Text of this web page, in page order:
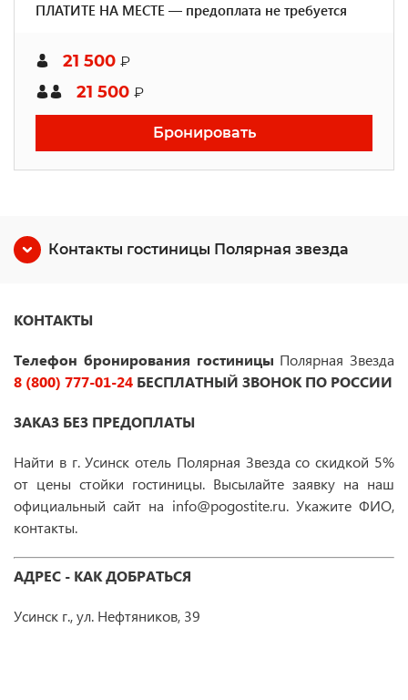
ПЛАТИТЕ НА МЕСТЕ — предоплата не требуется
21 500 ₽
21 500 ₽
Бронировать
Контакты гостиницы Полярная звезда
КОНТАКТЫ
Телефон бронирования гостиницы Полярная Звезда
8 (800) 777-01-24 БЕСПЛАТНЫЙ ЗВОНОК ПО РОССИИ
ЗАКАЗ БЕЗ ПРЕДОПЛАТЫ
Найти в г. Усинск отель Полярная Звездасо скидкой 5%
от цены стойки гостиницы. Высылайте заявку на наш
официальный сайт на info@pogostite.ru. Укажите ФИО,
контакты.
АДРЕС - КАК ДОБРАТЬСЯ
Усинск г., ул. Нефтяников, 39